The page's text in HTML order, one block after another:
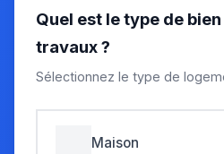
Quel est le type de
travaux ?
Sélectionnez le type de
Maison